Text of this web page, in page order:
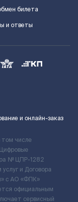
билета
и ответы
и онлайн-заказ
числе
№ ЦПР-1282
и Договора
c АО «ФПК»
официальным
сервисный